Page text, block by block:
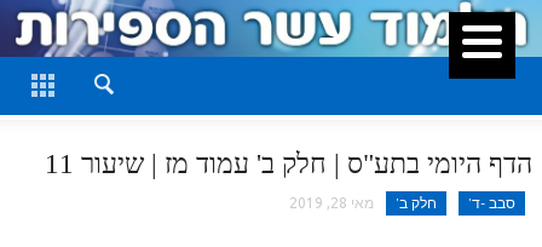
סגור
חלק ב
הדף היומי בתע"ס | חלק ב' עמוד מז | שיעור 11
סבב -ד' חלק ב' מאי 28, 2019